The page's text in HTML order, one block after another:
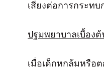
เสี่ยงต่อการกระทบ
ปฐมพยาบาลเบื้อง
เมื่อเด็กหกล้มหรือ